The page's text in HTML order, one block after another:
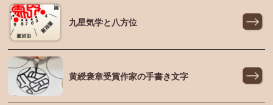
九星気学と八方位
黄綬褒章受賞作家の手書き文字